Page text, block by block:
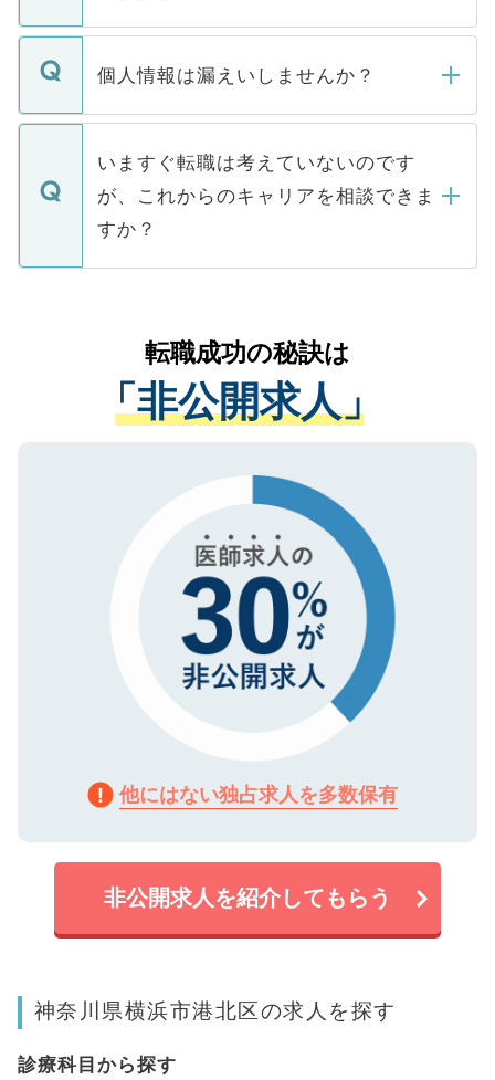
下記の理由によって、一般には公開してい
ません。
■応募殺到を避けるため 人気のある医療機
関を公にしてしまうと、応募が殺到する場
に、医療機関が求める条件に合った人材の
みを人材紹介会社に依頼するケースが増え
ています。
転職・入職を強要することは一切ありませ
ん。また、仮に応募先から内定をいただい
定を承諾する必要はありません。内定先へ
の辞退の連絡はキャリアパートナーが行い
個人情報は漏えいしませんか？
個人情報が漏えいすることはありませんの
で、ご安心ください。当サイトからの登録
などで収集したご登録者様の個人情報は、
ご本人のキャリアアップおよび転職活動の
支援を目的に使用いたします。お預かりし
ているすべての個人データはご本人の許可
は、個人情報の取り扱いについての厳密な
管理基準を満たした事業者のみに付与され
る、プライバシーマークを取得済みです。
で、機密保持に関してもご安心ください。
いますぐ転職は考えていないのです
が、これからのキャリアを相談できま
すか？
かがいして、現在の医療機関の状況や紹介
経験をまじえながら、適切なアドバイスを
させていただきます。すぐにご転職をされ
ない方には、長期的なサポートが可能です
ので、まずはご登録ください。
転職成功の秘訣は
「非公開求人」
他にはない独占求人を多数保有
非公開求人を紹介してもらう
神奈川県横浜市港北区の求人を探す
診療科目から探す